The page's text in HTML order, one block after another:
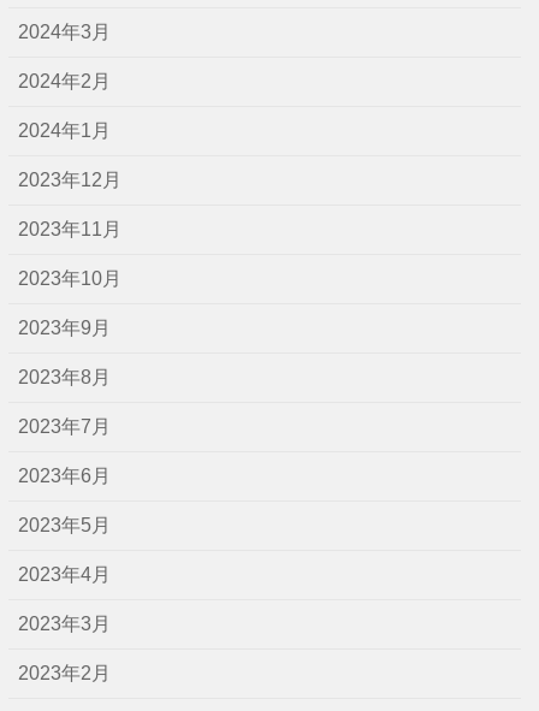
2024年3月
2024年2月
2024年1月
2023年12月
2023年11月
2023年10月
2023年9月
2023年8月
2023年7月
2023年6月
2023年5月
2023年4月
2023年3月
2023年2月